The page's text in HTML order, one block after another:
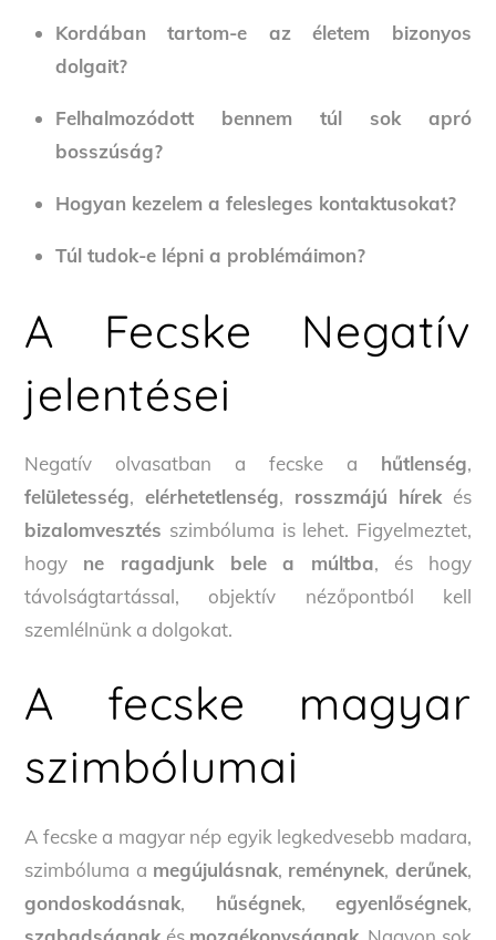
Kordában tartom-e az életem bizonyos
dolgait?
Felhalmozódott bennem túl sok apró
bosszúság?
Hogyan kezelem a felesleges kontaktusokat?
Túl tudok-e lépni a problémáimon?
A Fecske Negatív
jelentései
Negatív olvasatban a fecske a hűtlenség,
felületesség, elérhetetlenség, rosszmájú hírek és
bizalomvesztés szimbóluma is lehet. Figyelmeztet,
hogy ne ragadjunk bele a múltba, és hogy
távolságtartással, objektív nézőpontból kell
szemlélnünk a dolgokat.
A fecske magyar
szimbólumai
A fecske a magyar nép egyik legkedvesebb madara,
szimbóluma a megújulásnak, reménynek, derűnek,
gondoskodásnak, hűségnek, egyenlőségnek,